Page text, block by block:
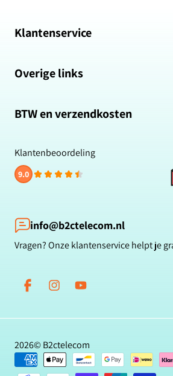
Klantenservice
Algemene voorwaarden
Retour & Terugbetaling
Contact
Klantbeoordelingen
Overige links
Zakelijk bestellen
Cookiebeleid
Reviewbeleid
Betaalmethoden
BTW en verzendkosten
Klantenbeoordeling
9.0
info@b2ctelecom.nl
Vragen? Onze klantenservice helpt je
FacebookInstagramYouTube
Betaalmethoden
2026© B2ctelecom